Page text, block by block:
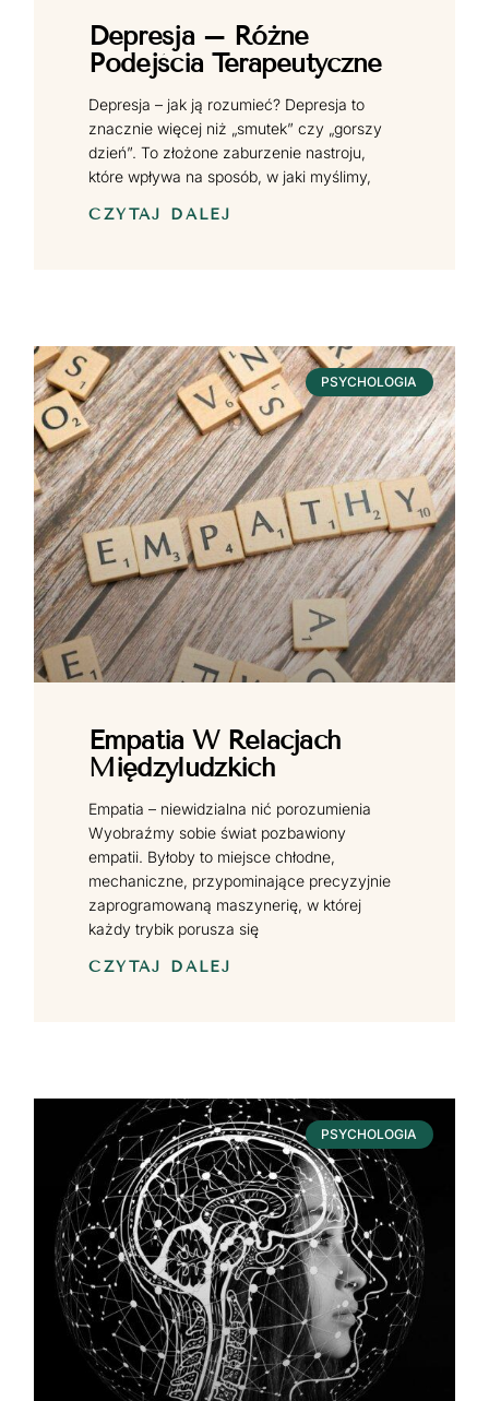
Depresja – Różne
Podejścia Terapeutyczne
Depresja – jak ją rozumieć? Depresja to
znacznie więcej niż „smutek” czy „gorszy
dzień”. To złożone zaburzenie nastroju,
które wpływa na sposób, w jaki myślimy,
CZYTAJ DALEJ
PSYCHOLOGIA
Empatia W Relacjach
Międzyludzkich
Empatia – niewidzialna nić porozumienia
Wyobraźmy sobie świat pozbawiony
empatii. Byłoby to miejsce chłodne,
mechaniczne, przypominające precyzyjnie
zaprogramowaną maszynerię, w której
każdy trybik porusza się
CZYTAJ DALEJ
PSYCHOLOGIA